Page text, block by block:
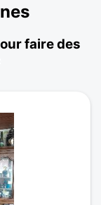
faire des